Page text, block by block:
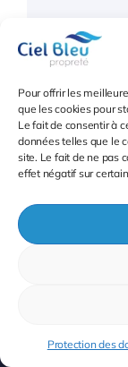
Pour offrir les
que les cookies pour
Le fait de consentir à
données telles que le
site. Le fait de ne pas
effet négatif sur
Protection des
Toggle
Entreprise de
Entreprise de
Entreprise de
Entreprise de